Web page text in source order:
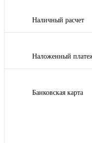
Наличный расчет
Наложенный
Банковская карта